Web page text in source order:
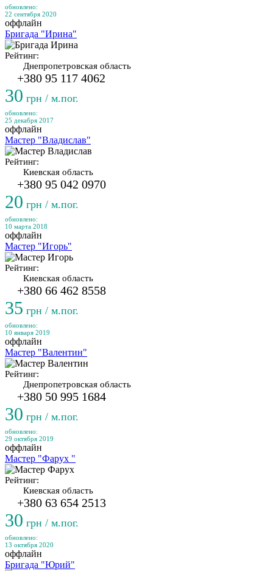
обновлено:
22 сентября 2020
оффлайн
Бригада "Ирина"
Рейтинг:
Днепропетровская область
+380 95 117 4062
30 грн / м.пог.
обновлено:
25 декабря 2017
оффлайн
Мастер "Владислав"
Рейтинг:
Киевская область
+380 95 042 0970
20 грн / м.пог.
обновлено:
10 марта 2018
оффлайн
Мастер "Игорь"
Рейтинг:
Киевская область
+380 66 462 8558
35 грн / м.пог.
обновлено:
10 января 2019
оффлайн
Мастер "Валентин"
Рейтинг:
Днепропетровская область
+380 50 995 1684
30 грн / м.пог.
обновлено:
29 октября 2019
оффлайн
Мастер "Фарух "
Рейтинг:
Киевская область
+380 63 654 2513
30 грн / м.пог.
обновлено:
13 октября 2020
оффлайн
Бригада "Юрий"